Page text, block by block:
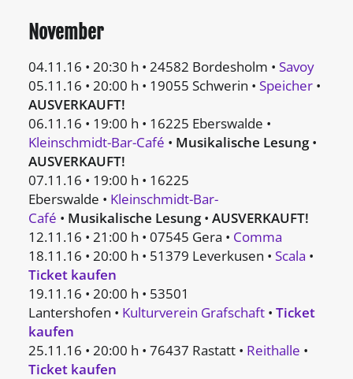
November
04.11.16 • 20:30 h • 24582 Bordesholm • Savoy
05.11.16 • 20:00 h • 19055 Schwerin • Speicher •
AUSVERKAUFT!
06.11.16 • 19:00 h • 16225 Eberswalde •
Kleinschmidt-Bar-Café • Musikalische Lesung•
AUSVERKAUFT!
07.11.16 • 19:00 h • 16225
Eberswalde • Kleinschmidt-Bar-
Café • Musikalische Lesung• AUSVERKAUFT!
12.11.16 • 21:00 h • 07545 Gera • Comma
18.11.16 • 20:00 h • 51379 Leverkusen • Scala •
Ticket kaufen
19.11.16 • 20:00 h • 53501
Lantershofen • Kulturverein Grafschaft • Ticket
kaufen
25.11.16 • 20:00 h • 76437 Rastatt • Reithalle •
Ticket kaufen